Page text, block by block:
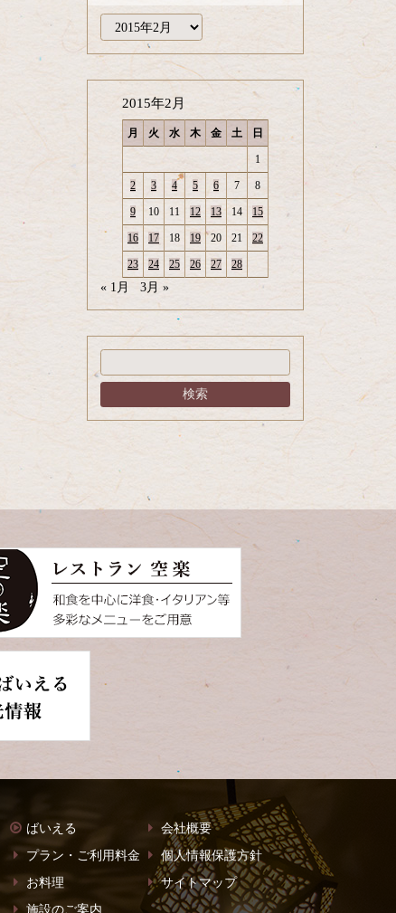
ー
カ
イ
2015年2月
月 火 水 木 金 土 日
1
2 3 4 5 6 7 8
9 10 11 12 13 14 15
16 17 18 19 20 21 22
23 24 25 26 27 28
« 1月 3月 »
ばいえる
プラン・ご利用料金
お料理
施設のご案内
会社概要
個人情報保護方針
サイトマップ